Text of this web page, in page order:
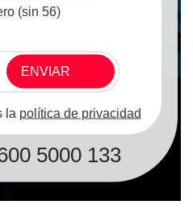
(sin 56)
la política de privacidad
5000 133